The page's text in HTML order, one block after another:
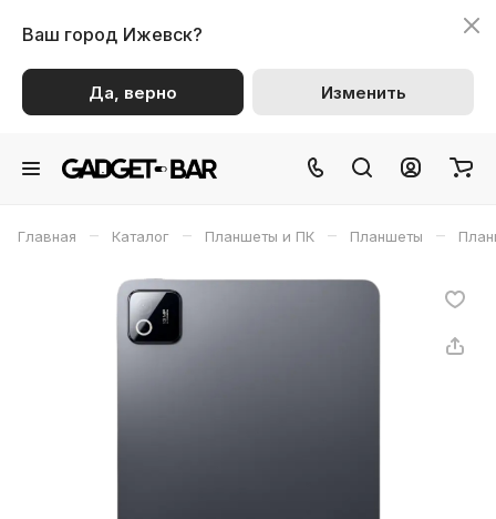
Ваш город Ижевск?
Да, верно Изменить
Главная – Каталог – Планшеты и ПК – Планшеты –